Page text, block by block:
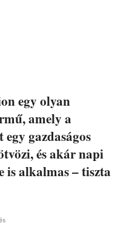
egy olyan
amely a
gazdaságos
és akár napi
is alkalmas – tiszta